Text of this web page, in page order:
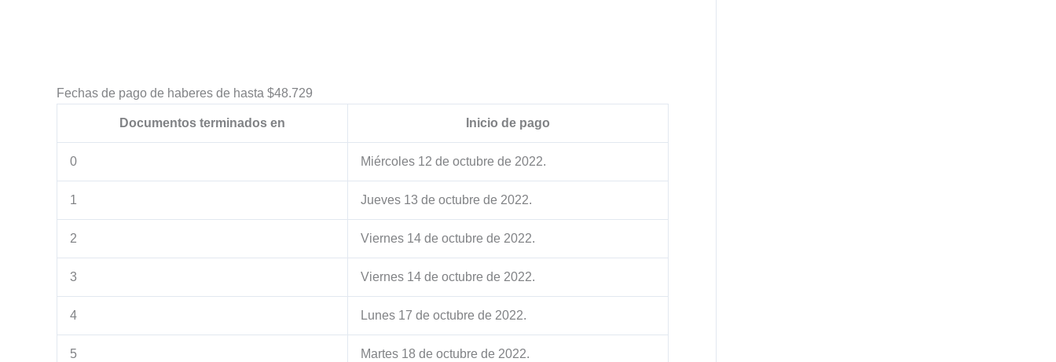
Fechas de pago de haberes de hasta $48.729
Documentos terminados en Inicio de pago
0 Miércoles 12 de octubre de 2022.
1 Jueves 13 de octubre de 2022.
2 Viernes 14 de octubre de 2022.
3 Viernes 14 de octubre de 2022.
4 Lunes 17 de octubre de 2022.
5 Martes 18 de octubre de 2022.